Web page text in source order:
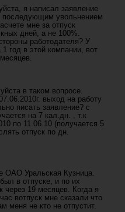
я написал заявление
последующим увольнением
мне за отпуск
дней, а не 100%.
работодателя? У
год в этой компании, вот
в таком вопросе.
выход на работу
писать заявление? с
на 7 кал.дн. , т.к
по 11.06.10 (получается 5
отпуск по дн.
ОАО Уральская Кузница.
в отпуске, и по их
19 месяцев. Когда я
вотпуск мне сказали что
меня не кто не отпустит.